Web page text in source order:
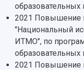
образовательных
2021 Повышение
"Национальный
ИТМО", по
образовательных
2021 Повышение